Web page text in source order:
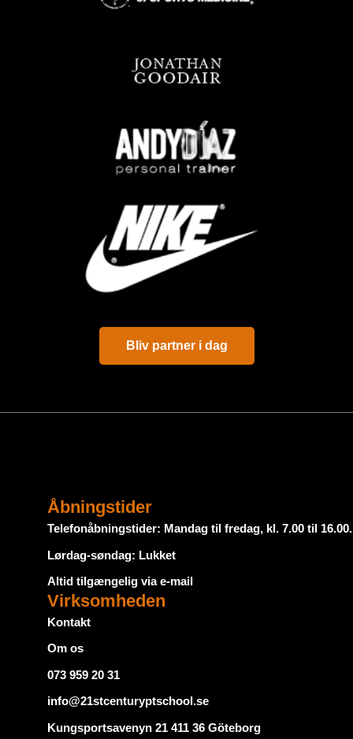
Bliv partner i dag
Åbningstider
Telefonåbningstider: Mandag til fredag, kl. 7.00 til 16.00.
Lørdag-søndag: Lukket
Altid tilgængelig via e-mail
Virksomheden
Kontakt
Om os
073 959 20 31
info@21stcenturyptschool.se
Kungsportsavenyn 21 411 36 Göteborg